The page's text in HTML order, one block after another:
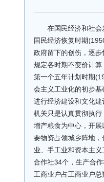
在国民经济和社
国民经济恢复时期
政府留下的创伤，逐
规定各时期不变价计
第一个五年计划时期
会主义工业化的初步
进行经济建设和文化
机关只是认真贯彻执
增产粮食为中心，开
要物资占领城乡阵地
业、手工业和资本主
合作社34个，生产合
工商业户占工商业户